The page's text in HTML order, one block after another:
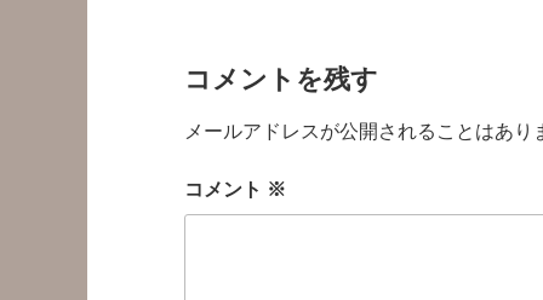
コメントを残す
メールアドレスが公開されることはあり
コメント ※